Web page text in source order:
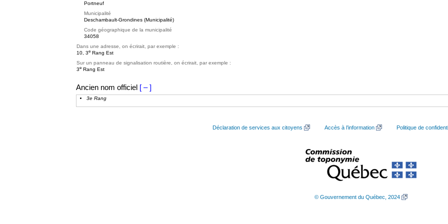
Portneuf
Municipalité
Deschambault-Grondines (Municipalité)
Code géographique de la municipalité
34058
Dans une adresse, on écrirait, par exemple :
10, 3e Rang Est
Sur un panneau de signalisation routière, on écrirait, par exemple :
3e Rang Est
Ancien nom officiel [ – ]
3e Rang
Déclaration de services aux citoyens Accès à l’information Politique de
© Gouvernement du Québec, 2024